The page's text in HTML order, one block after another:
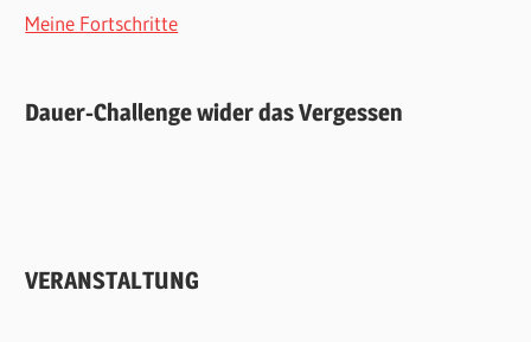
Meine Fortschritte
Dauer-Challenge wider das Vergessen
VERANSTALTUNG